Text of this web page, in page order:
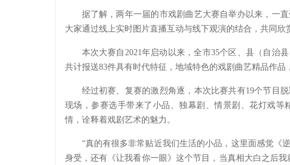
据了解，两年一届的市戏剧曲艺大赛自举办以来，一
大家通过线上实时图片直播互动与线下观演的结合，共同欣
本次大赛自2021年启动以来，全市35个区、县（自治
共计报送83件具有时代特征，地域特色的戏剧曲艺精品作品
经过初赛、复赛的激烈角逐，本次比赛共有19个节目
现场，参赛选手带来了小品、独幕剧、情景剧、花灯戏
情，诠释着戏剧艺术的魅力。
“真的有很多非常贴近我们生活的小品，这里面感觉《
身受，还有《让我看你一眼》这个节目，当真相大白之后